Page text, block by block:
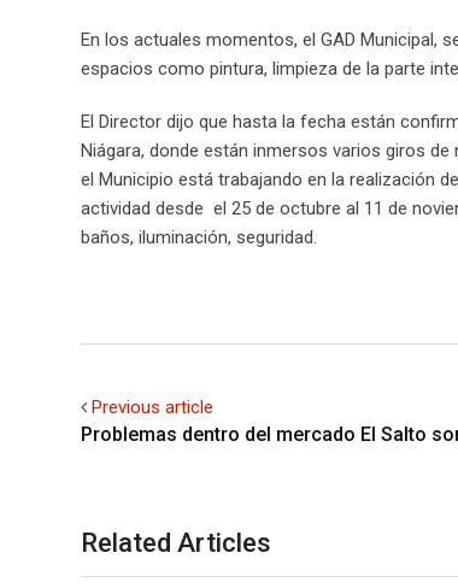
En los actuales momentos, el GAD Municipal,
espacios como pintura, limpieza de la parte
El Director dijo que hasta la fecha están
Niágara, donde están inmersos varios giros
el Municipio está trabajando en la realización
actividad desde el 25 de octubre al 11 de
baños, iluminación, seguridad.
Previous article
Problemas dentro del mercado El Salto
Related Articles